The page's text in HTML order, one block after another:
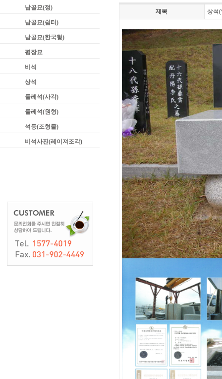
납골묘(정)
납골묘(쉼터)
납골묘(한국형)
평장묘
비석
상석
둘레석(사각)
둘레석(원형)
석등(조형물)
비석사진(레이져조각)
제목 상석